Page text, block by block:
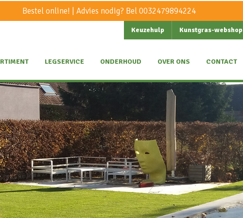
Bestel online! | Advies nodig? Bel0032479894224
Keuzehulp Kunstgras-webshop
LEGSERVICE ONDERHOUD OVER ONS CONTACT